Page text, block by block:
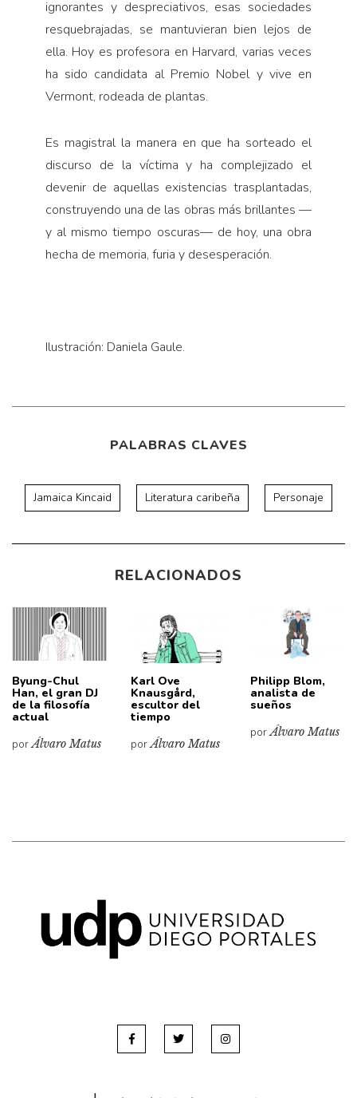
ignorantes y despreciativos, esas sociedades
resquebrajadas, se mantuvieran bien lejos de
ella. Hoy es profesora en Harvard, varias veces
ha sido candidata al Premio Nobel y vive en
Vermont, rodeada de plantas.
Es magistral la manera en que ha sorteado el
discurso de la víctima y ha complejizado el
devenir de aquellas existencias trasplantadas,
construyendo una de las obras más brillantes —
y al mismo tiempo oscuras— de hoy, una obra
hecha de memoria, furia y desesperación.
Ilustración: Daniela Gaule.
PALABRAS CLAVES
Jamaica Kincaid Literatura caribeña Personaje
RELACIONADOS
Byung-Chul
Han, el gran DJ
de la filosofía
actual
porÁlvaro Matus
Karl Ove
Knausgård,
escultor del
tiempo
porÁlvaro Matus
Philipp Blom,
analista de
sueños
porÁlvaro Matus